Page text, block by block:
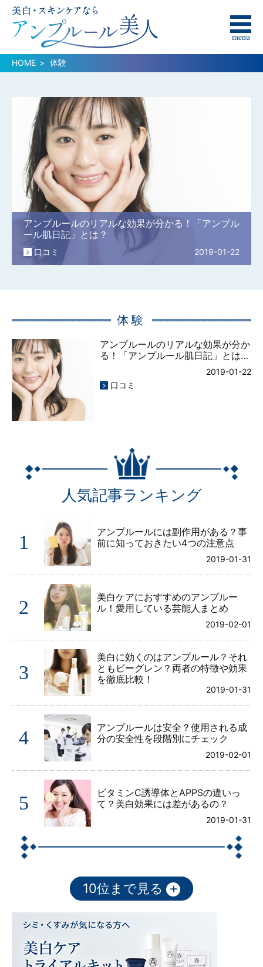
menu
HOME 体験
アンプルールのリアルな効果が分かる！「アンプル
ール肌日記」とは？
2019-01-22
口コミ
体験
アンプルールのリアルな効果が分か
る！「アンプルール肌日記」とは…
2019-01-22
口コミ
人気記事ランキング
1
アンプルールには副作用がある？事
前に知っておきたい4つの注意点
2019-01-31
2
美白ケアにおすすめのアンプルー
ル！愛用している芸能人まとめ
2019-02-01
3
美白に効くのはアンプルール？それ
ともビーグレン？両者の特徴や効果
を徹底比較！
2019-01-31
4
アンプルールは安全？使用される成
分の安全性を段階別にチェック
2019-02-01
5
ビタミンC誘導体とAPPSの違いっ
て？美白効果には差があるの？
2019-01-31
10位まで見る +